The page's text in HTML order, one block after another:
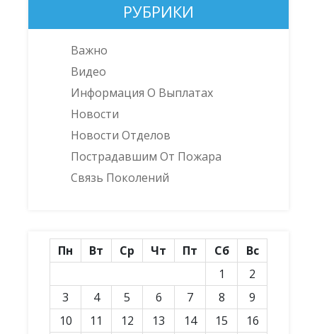
РУБРИКИ
Важно
Видео
Информация О Выплатах
Новости
Новости Отделов
Пострадавшим От Пожара
Связь Поколений
Пн Вт Ср Чт Пт Сб
Вс
1
2
3
4 5 6 7 8
9
10
11 12 13 14 15
16